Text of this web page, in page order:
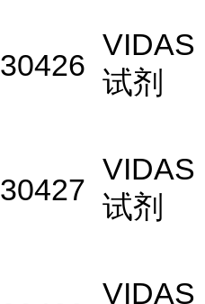
30426
VIDAS
试剂
30427
VIDAS
试剂
VIDAS